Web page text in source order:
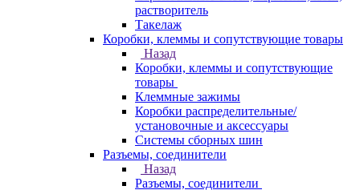
растворитель
Такелаж
Коробки, клеммы и сопутствующие товары
Назад
Коробки, клеммы и сопутствующие
товары
Клеммные зажимы
Коробки распределительные/
установочные и аксессуары
Системы сборных шин
Разъемы, соединители
Назад
Разъемы, соединители